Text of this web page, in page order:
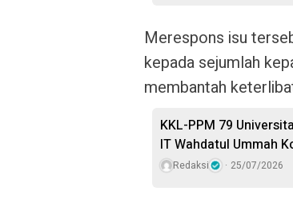
Merespons isu
kepada sejumlah
membantah
KKL-PPM 79
IT Wahdatul Ummah
Redaksi 25/07/2026